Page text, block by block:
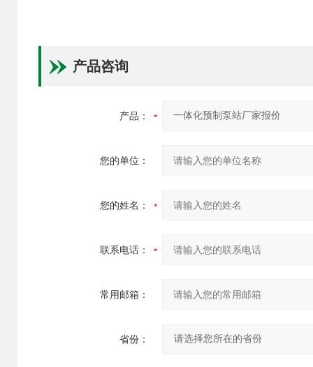
产品咨询
产品：
您的单位：
您的姓名：
联系电话：
常用邮箱：
省份：